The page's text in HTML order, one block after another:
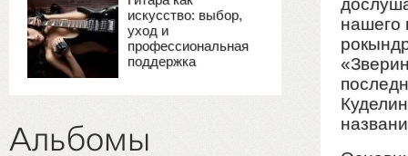
искусство: выбор,
уход и
профессиональная
поддержка
Альбомы
нашего